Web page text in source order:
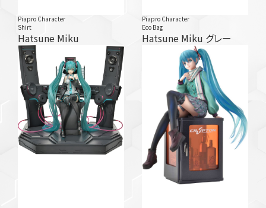
Piapro Character
Shirt
Hatsune Miku
Piapro Character
Eco Bag
Hatsune Miku グレー